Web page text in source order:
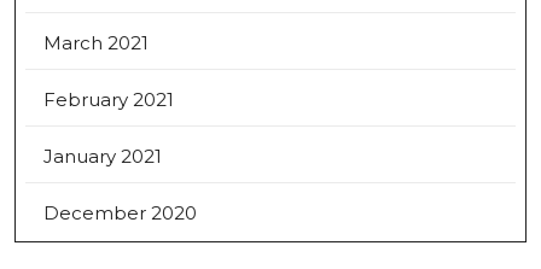
March 2021
February 2021
January 2021
December 2020